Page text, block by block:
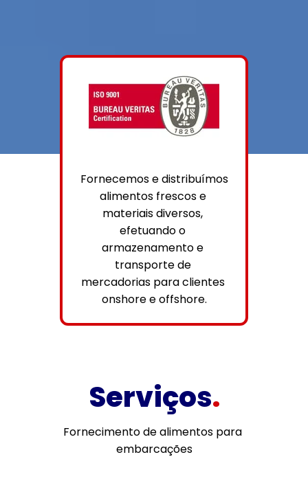
Fornecemos e distribuímos
alimentos frescos e
materiais diversos,
efetuando o
armazenamento e
transporte de
mercadorias para clientes
onshore e offshore.
Serviços.
Fornecimento de alimentos para
embarcações